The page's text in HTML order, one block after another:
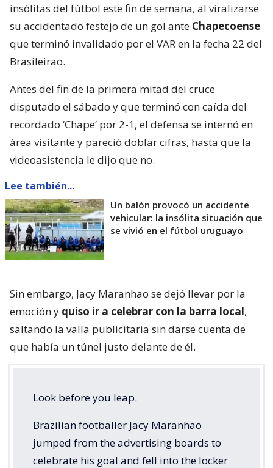
insólitas del fútbol este fin de semana, al viralizarse
su accidentado festejo de un gol ante Chapecoense
que terminó invalidado por el VAR en la fecha 22 del
Brasileirao.
Antes del fin de la primera mitad del cruce
disputado el sábado y que terminó con caída del
recordado ‘Chape’ por 2-1, el defensa se internó en
área visitante y pareció doblar cifras, hasta que la
videoasistencia le dijo que no.
Lee también...
Un balón provocó un accidente
vehicular: la insólita situación que
se vivió en el fútbol uruguayo
Sin embargo, Jacy Maranhao se dejó llevar por la
emoción y quiso ir a celebrar con la barra local,
saltando la valla publicitaria sin darse cuenta de
que había un túnel justo delante de él.
Look before you leap.
Brazilian footballer Jacy Maranhao
jumped from the advertising boards to
celebrate his goal and fell into the locker